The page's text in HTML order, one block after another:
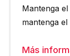
Mantenga
mantenga
Más